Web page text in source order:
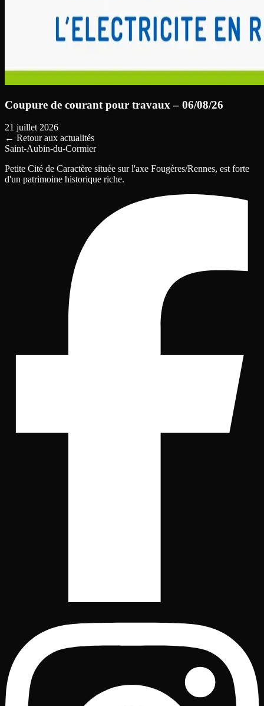
Coupure de courant pour travaux – 06/08/26
21 juillet 2026
← Retour aux actualités
Saint-Aubin-du-Cormier
Petite Cité de Caractère située sur l'axe Fougères/Rennes, est forte
d'un patrimoine historique riche.